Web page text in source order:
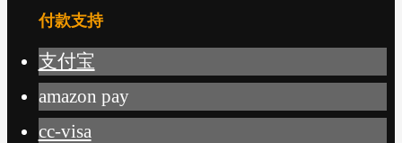
付款支持
支付宝
amazon pay
cc-visa